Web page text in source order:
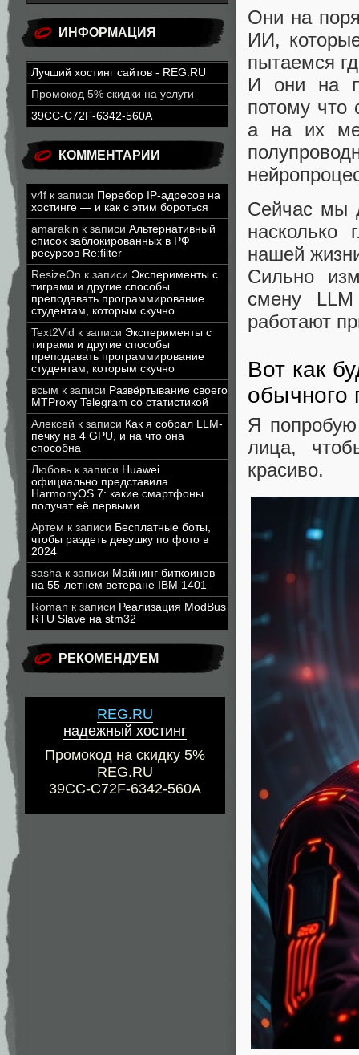
ИНФОРМАЦИЯ
Лучший хостинг сайтов - REG.RU
Промокод 5% скидки на услуги
39CC-C72F-6342-560A
КОММЕНТАРИИ
v4f к записи Перебор IP-адресов на
хостинге — и как с этим бороться
amarakin к записи Альтернативный
список заблокированных в РФ
ресурсов Re:filter
ResizeOn к записи Эксперименты с
тиграми и другие способы
преподавать программирование
студентам, которым скучно
Text2Vid к записи Эксперименты с
тиграми и другие способы
преподавать программирование
студентам, которым скучно
всым к записи Развёртывание своего
MTProxy Telegram со статистикой
Алексей к записи Как я собрал LLM-
печку на 4 GPU, и на что она
способна
Любовь к записи Huawei
официально представила
HarmonyOS 7: какие смартфоны
получат её первыми
Артем к записи Бесплатные боты,
чтобы раздеть девушку по фото в
2024
sasha к записи Майнинг биткоинов
на 55-летнем ветеране IBM 1401
Roman к записи Реализация ModBus
RTU Slave на stm32
РЕКОМЕНДУЕМ
REG.RU
надежный хостинг
Промокод на скидку 5%
REG.RU
39CC-C72F-6342-560A
Они на
ИИ,
пытаемся
И они на
потому что
а на их
Сейчас мы
насколько
нашей
Сильно
смену
работают
Вот как
обычного
Я попробую
лица,
красиво.